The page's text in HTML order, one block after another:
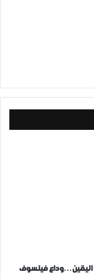
اليقين…وداع فيلسوف